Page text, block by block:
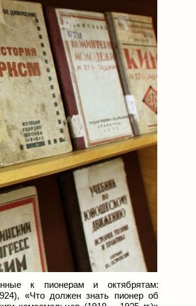
к пионерам и октябрятам:
«Что должен знать пионер об